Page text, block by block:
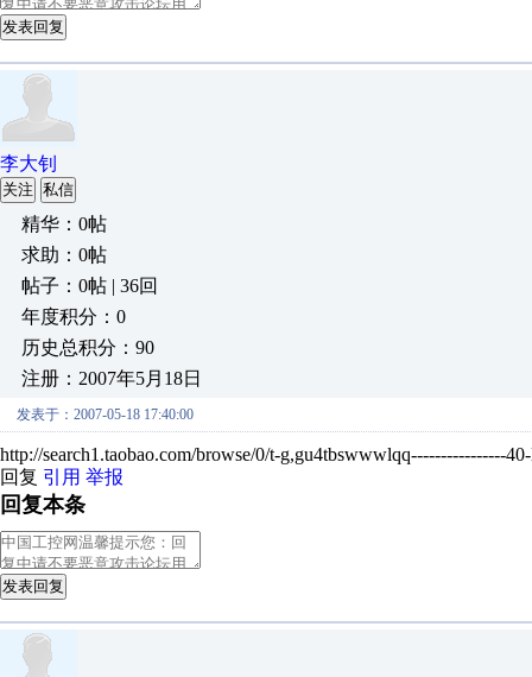
发表回复
李大钊
关注 私信
精华：0帖
求助：0帖
帖子：0帖 | 36回
年度积分：0
历史总积分：90
注册：2007年5月18日
发表于：2007-05-18 17:40:00
http://search1.taobao.com/browse/0/t-g,gu4tbswwwlqq----------------
回复 引用 举报
回复本条
发表回复